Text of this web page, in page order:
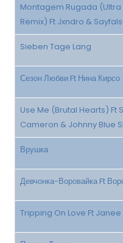
Montagem Rugada
Remix) Ft Jxndro &
Sieben Tage Lang
Сезон Любви Ft Нина Кирсо
Use Me (Brutal Hearts) Ft
Cameron & Johnny Blue
Врушка
Девчонка-Воровайка Ft
Tripping On Love Ft